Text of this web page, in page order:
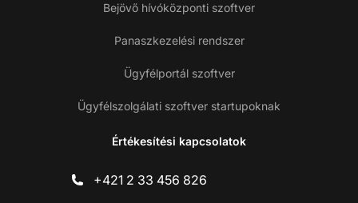
Bejövő hívóközponti szoftver
Panaszkezelési rendszer
Ügyfélportál szoftver
Ügyfélszolgálati szoftver startupoknak
Értékesítési kapcsolatok
+421 2 33 456 826